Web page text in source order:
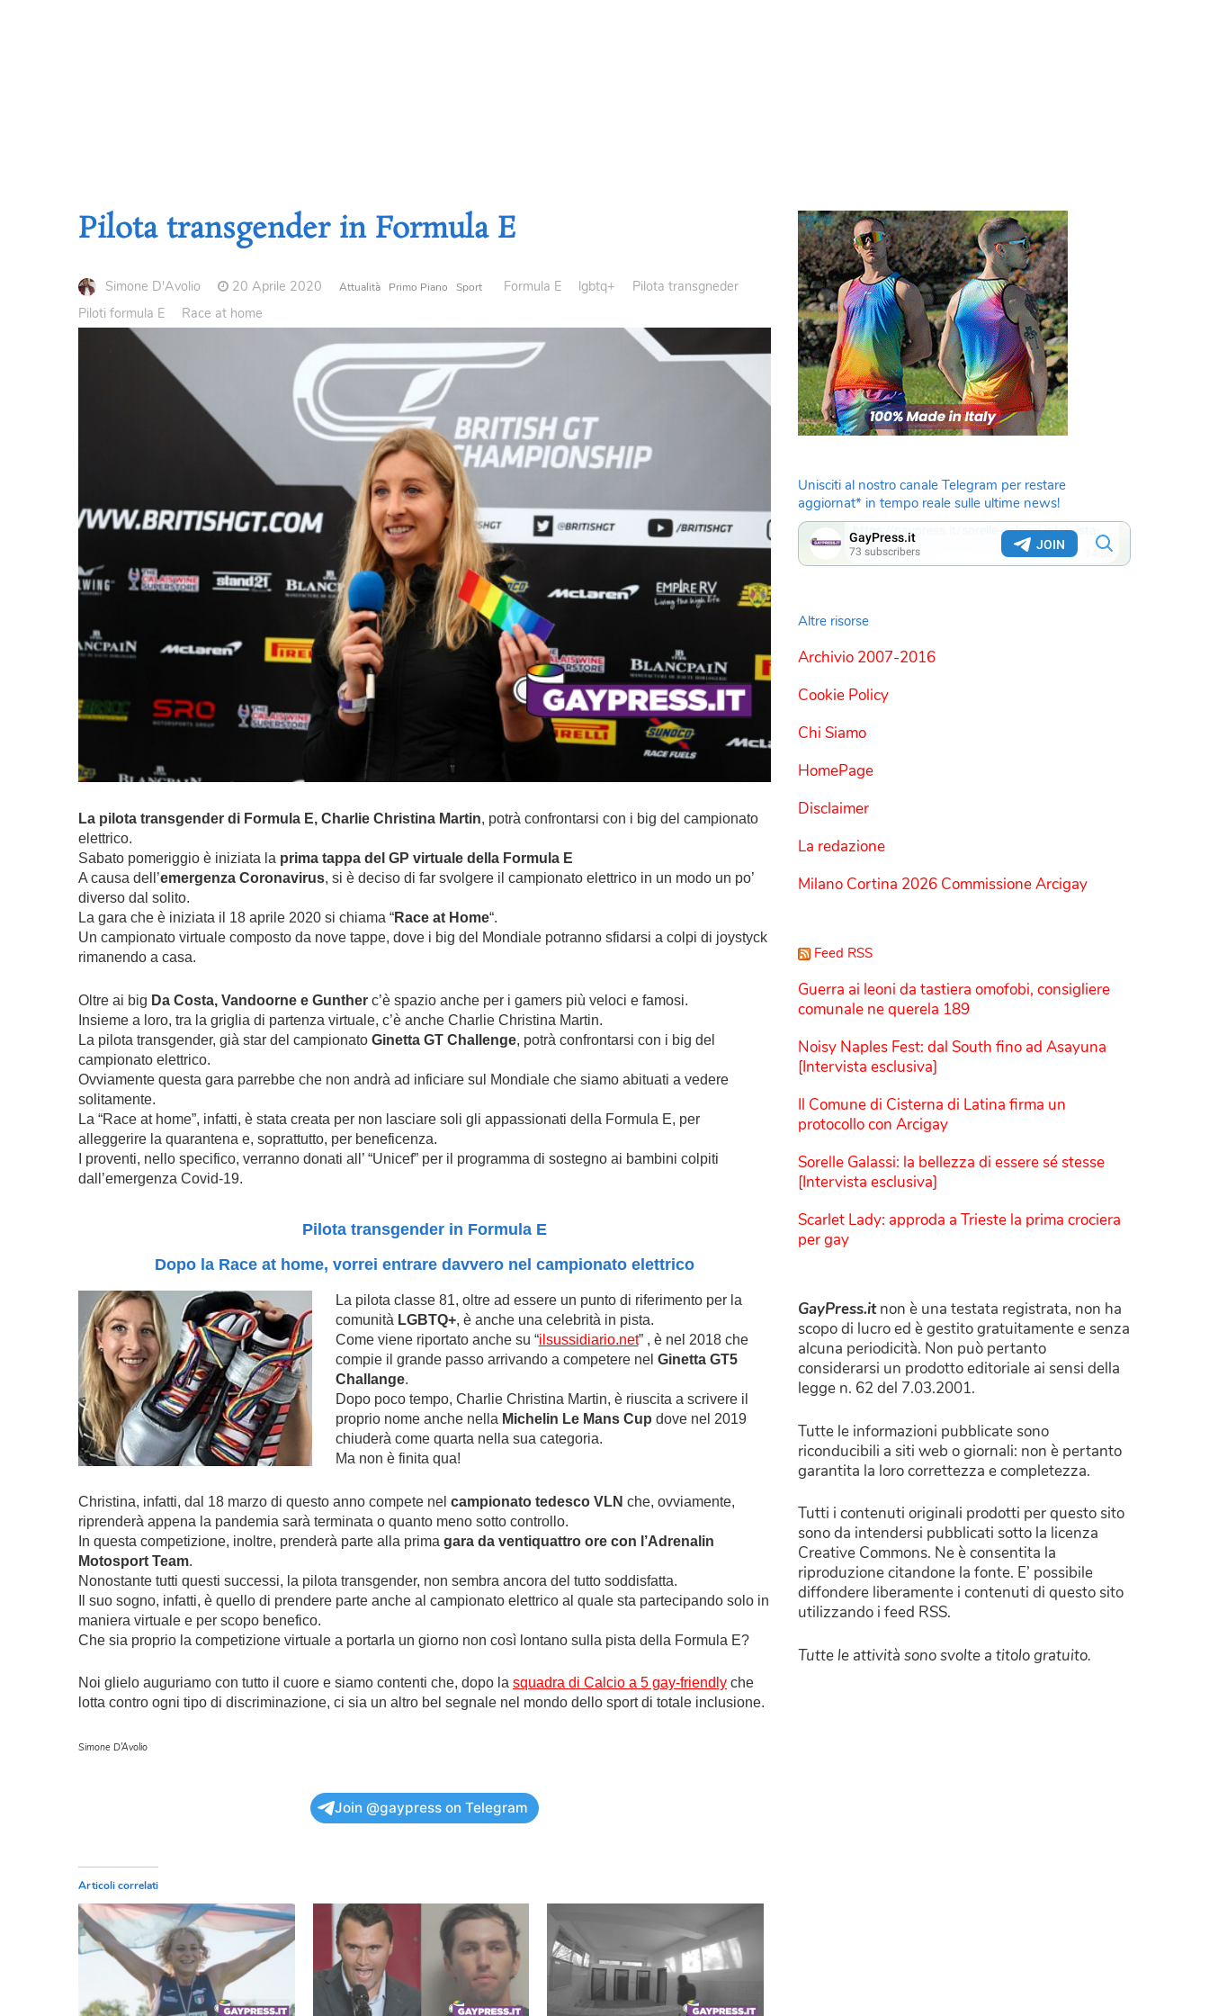
Pilota transgender in Formula E
Simone D'Avolio 20 Aprile 2020 Attualità Primo Piano Sport Formula E lgbtq+
Pilota transgneder
Piloti formula E
Race at home
La pilota transgender di Formula E, Charlie Christina Martin, potrà confrontarsi con i big del campionato
elettrico.
Sabato pomeriggio è iniziata la prima tappa del GP virtuale della Formula E
A causa dell’emergenza Coronavirus, si è deciso di far svolgere il campionato elettrico in un modo un po’
diverso dal solito.
La gara che è iniziata il 18 aprile 2020 si chiama “Race at Home“.
Un campionato virtuale composto da nove tappe, dove i big del Mondiale potranno sfidarsi a colpi di joystyck
rimanendo a casa.
Oltre ai big Da Costa, Vandoorne e Gunther c’è spazio anche per i gamers più veloci e famosi.
Insieme a loro, tra la griglia di partenza virtuale, c’è anche Charlie Christina Martin.
La pilota transgender, già star del campionato Ginetta GT Challenge, potrà confrontarsi con i big del
campionato elettrico.
Ovviamente questa gara parrebbe che non andrà ad inficiare sul Mondiale che siamo abituati a vedere
solitamente.
La “Race at home”, infatti, è stata creata per non lasciare soli gli appassionati della Formula E, per
alleggerire la quarantena e, soprattutto, per beneficenza.
I proventi, nello specifico, verranno donati all’ “Unicef” per il programma di sostegno ai bambini colpiti
dall’emergenza Covid-19.
Pilota transgender in Formula E
Dopo la Race at home, vorrei entrare davvero nel campionato elettrico
La pilota classe 81, oltre ad essere un punto di riferimento per la
comunità LGBTQ+, è anche una celebrità in pista.
Come viene riportato anche su “ilsussidiario.net” , è nel 2018 che
compie il grande passo arrivando a competere nel Ginetta GT5
Challange.
Dopo poco tempo, Charlie Christina Martin, è riuscita a scrivere il
proprio nome anche nella Michelin Le Mans Cup dove nel 2019
chiuderà come quarta nella sua categoria.
Ma non è finita qua!
Christina, infatti, dal 18 marzo di questo anno compete nel campionato tedesco VLN che, ovviamente,
riprenderà appena la pandemia sarà terminata o quanto meno sotto controllo.
In questa competizione, inoltre, prenderà parte alla prima gara da ventiquattro ore con l’Adrenalin
Motosport Team.
Nonostante tutti questi successi, la pilota transgender, non sembra ancora del tutto soddisfatta.
Il suo sogno, infatti, è quello di prendere parte anche al campionato elettrico al quale sta partecipando solo in
maniera virtuale e per scopo benefico.
Che sia proprio la competizione virtuale a portarla un giorno non così lontano sulla pista della Formula E?
Noi glielo auguriamo con tutto il cuore e siamo contenti che, dopo la squadra di Calcio a 5 gay-friendly che
lotta contro ogni tipo di discriminazione, ci sia un altro bel segnale nel mondo dello sport di totale inclusione.
Simone D’Avolio
Join @gaypress on Telegram
Articoli correlati
Unisciti al nostro canale Telegram per restare
aggiornat* in tempo reale sulle ultime news!
Altre risorse
Archivio 2007-2016
Cookie Policy
Chi Siamo
HomePage
Disclaimer
La redazione
Milano Cortina 2026 Commissione Arcigay
Feed RSS
Guerra ai leoni da tastiera omofobi, consigliere
comunale ne querela 189
Noisy Naples Fest: dal South fino ad Asayuna
[Intervista esclusiva]
Il Comune di Cisterna di Latina firma un
protocollo con Arcigay
Sorelle Galassi: la bellezza di essere sé stesse
[Intervista esclusiva]
Scarlet Lady: approda a Trieste la prima crociera
per gay
GayPress.itnon è una testata registrata, non ha
scopo di lucro ed è gestito gratuitamente e senza
alcuna periodicità. Non può pertanto
considerarsi un prodotto editoriale ai sensi della
legge n. 62 del 7.03.2001.
Tutte le informazioni pubblicate sono
riconducibili a siti web o giornali: non è pertanto
garantita la loro correttezza e completezza.
Tutti i contenuti originali prodotti per questo sito
sono da intendersi pubblicati sotto la licenza
Creative Commons. Ne è consentita la
riproduzione citandone la fonte. E’ possibile
diffondere liberamente i contenuti di questo sito
utilizzando i feed RSS.
Tutte le attività sono svolte a titolo gratuito.